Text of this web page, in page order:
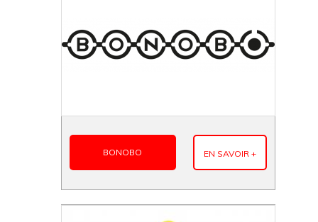
BONOBO EN SAVOIR +